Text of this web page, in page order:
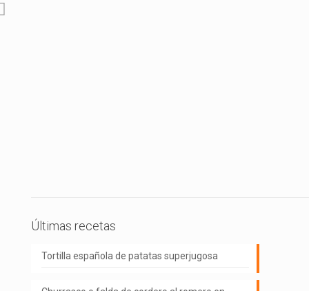
Últimas recetas
Tortilla española de patatas superjugosa